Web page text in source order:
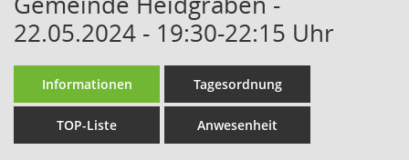
22.05.2024 - 19:30-22:15 Uhr
Informationen Tagesordnung
TOP-Liste Anwesenheit